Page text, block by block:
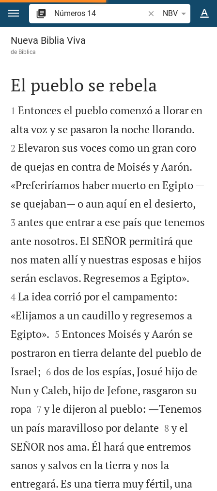
Ir a un contenido
Buscar versículo
NBV
Números 14
Nueva Biblia Viva
de Biblica

El pueblo se rebela

1 Entonces el pueblo comenzó a llorar en
alta voz y se pasaron la noche llorando.
2 Elevaron sus voces como un gran coro
de quejas en contra de Moisés y Aarón.
«Preferiríamos haber muerto en Egipto —
se quejaban— o aun aquí en el desierto,
3 antes que entrar a ese país que tenemos
ante nosotros. El SEÑOR permitirá que
nos maten allí y nuestras esposas e hijos
serán esclavos. Regresemos a Egipto».
4 La idea corrió por el campamento:
«Elijamos a un caudillo y regresemos a
Egipto». 

5 Entonces Moisés y Aarón se
postraron en tierra delante del pueblo de
Israel; 

6 dos de los espías, Josué hijo de
Nun y Caleb, hijo de Jefone, rasgaron su
ropa 

7 y le dijeron al pueblo: ―Tenemos
un país maravilloso por delante 

8 y el
SEÑOR nos ama. Él hará que entremos
sanos y salvos en la tierra y nos la
entregará. Es una tierra muy fértil, una